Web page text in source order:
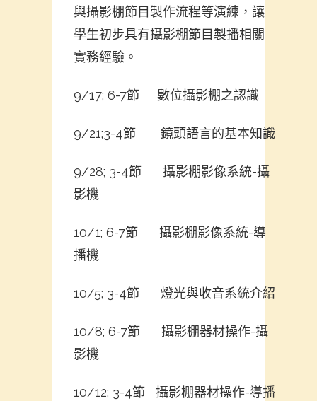
與攝影棚節目製作流程等演練，讓
學生初步具有攝影棚節目製播相關
實務經驗。
9/17; 6-7節 數位攝影棚之認識
9/21;3-4節 鏡頭語言的基本知識
9/28; 3-4節 攝影棚影像系統-攝
影機
10/1; 6-7節 攝影棚影像系統-導
播機
10/5; 3-4節 燈光與收音系統介紹
10/8; 6-7節 攝影棚器材操作-攝
影機
10/12; 3-4節 攝影棚器材操作-導播